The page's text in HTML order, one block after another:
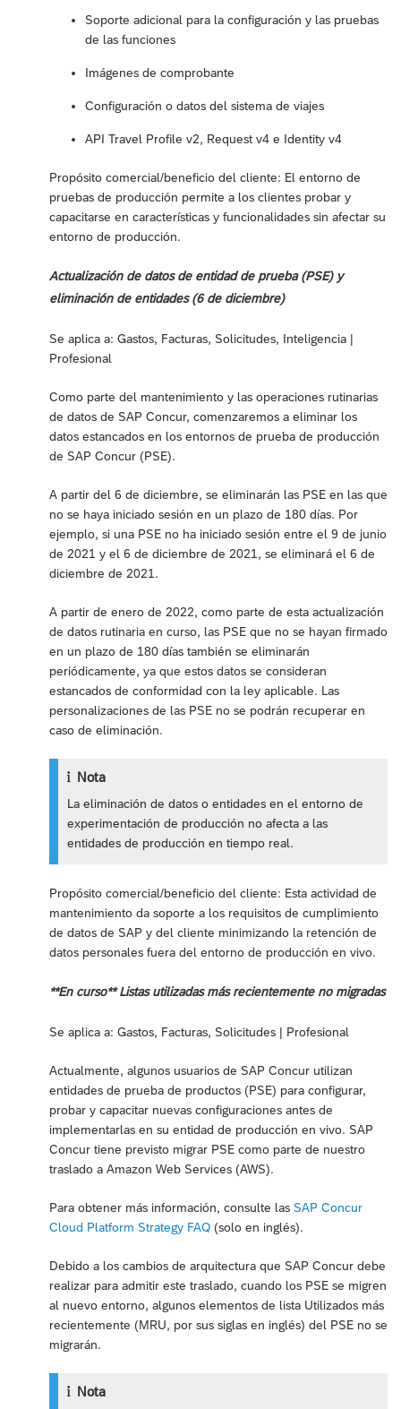
Soporte adicional para la configuración y las pruebas
de las funciones
Imágenes de comprobante
Configuración o datos del sistema de viajes
API Travel Profile v2, Request v4 e Identity v4
Propósito comercial/beneficio del cliente: El entorno de
pruebas de producción permite a los clientes probar y
capacitarse en características y funcionalidades sin afectar su
entorno de producción.
Actualización de datos de entidad de prueba (PSE) y
eliminación de entidades (6 de diciembre)
Se aplica a: Gastos, Facturas, Solicitudes, Inteligencia |
Profesional
Como parte del mantenimiento y las operaciones rutinarias
de datos de SAP Concur, comenzaremos a eliminar los
datos estancados en los entornos de prueba de producción
de SAP Concur (PSE).
A partir del 6 de diciembre, se eliminarán las PSE en las que
no se haya iniciado sesión en un plazo de 180 días. Por
ejemplo, si una PSE no ha iniciado sesión entre el 9 de junio
de 2021 y el 6 de diciembre de 2021, se eliminará el 6 de
diciembre de 2021.
A partir de enero de 2022, como parte de esta actualización
de datos rutinaria en curso, las PSE que no se hayan firmado
en un plazo de 180 días también se eliminarán
periódicamente, ya que estos datos se consideran
estancados de conformidad con la ley aplicable. Las
personalizaciones de las PSE no se podrán recuperar en
caso de eliminación.
Nota
La eliminación de datos o entidades en el entorno de
experimentación de producción no afecta a las
entidades de producción en tiempo real.
Propósito comercial/beneficio del cliente: Esta actividad de
mantenimiento da soporte a los requisitos de cumplimiento
de datos de SAP y del cliente minimizando la retención de
datos personales fuera del entorno de producción en vivo.
**En curso** Listas utilizadas más recientemente no migradas
Se aplica a: Gastos, Facturas, Solicitudes | Profesional
Actualmente, algunos usuarios de SAP Concur utilizan
entidades de prueba de productos (PSE) para configurar,
probar y capacitar nuevas configuraciones antes de
implementarlas en su entidad de producción en vivo. SAP
Concur tiene previsto migrar PSE como parte de nuestro
traslado a Amazon Web Services (AWS).
Para obtener más información, consulte las SAP Concur
Cloud Platform Strategy FAQ (solo en inglés).
Debido a los cambios de arquitectura que SAP Concur debe
realizar para admitir este traslado, cuando los PSE se migren
al nuevo entorno, algunos elementos de lista Utilizados más
recientemente (MRU, por sus siglas en inglés) del PSE no se
migrarán.
Nota